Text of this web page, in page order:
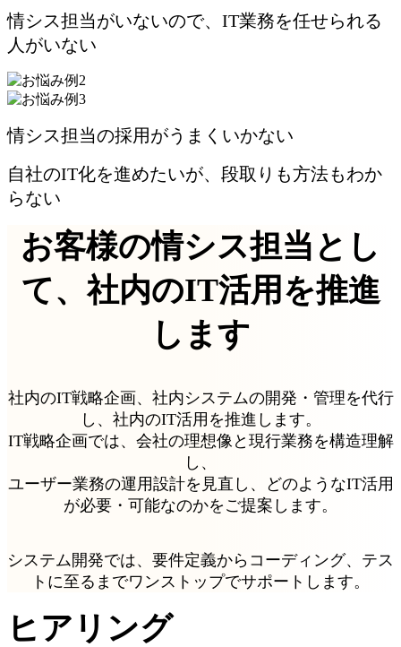
情シス担当がいないので、IT業務を任せられる
人がいない
情シス担当の採用がうまくいかない
自社のIT化を進めたいが、段取りも方法もわか
らない
お客様の情シス担当とし
て、社内のIT活用を推進
します
社内のIT戦略企画、社内システムの開発・管理を代行
し、社内のIT活用を推進します。
IT戦略企画では、会社の理想像と現行業務を構造理解
し、
ユーザー業務の運用設計を見直し、どのようなIT活用
が必要・可能なのかをご提案します。
システム開発では、要件定義からコーディング、テス
トに至るまでワンストップでサポートします。
ヒアリング